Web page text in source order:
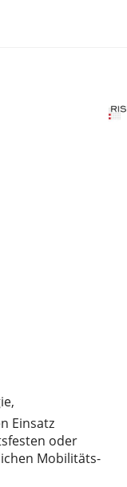
Einsatz
oder
Mobilitäts-